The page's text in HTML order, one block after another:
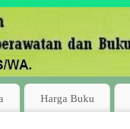
Harga Buku